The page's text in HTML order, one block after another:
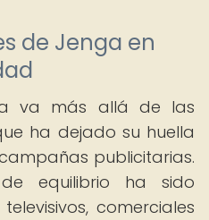
de Jenga en
va más allá de las
ha dejado su huella
publicitarias.
equilibrio ha sido
comerciales